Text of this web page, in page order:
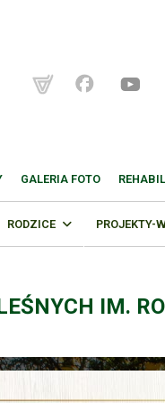
GALERIA FOTO
RODZICE PROJEKTY-
IM.